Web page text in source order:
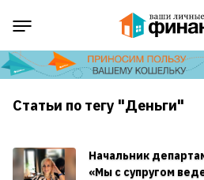
Статьи по тегу "Деньги"
Начальник
«Мы с супругом